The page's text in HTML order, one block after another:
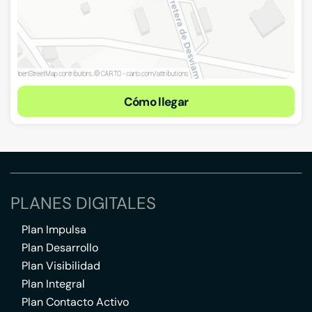
Cómo llegar
PLANES DIGITALES
Plan Impulsa
Plan Desarrollo
Plan Visibilidad
Plan Integral
Plan Contacto Activo